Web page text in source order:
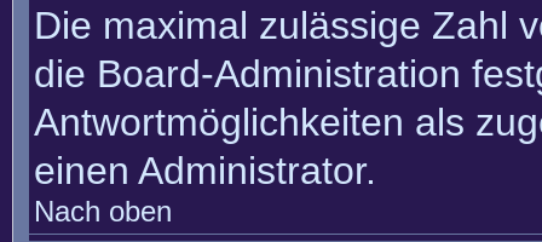
Die maximal zulässige Zahl
die Board-Administration
Antwortmöglichkeiten als
einen Administrator.
Nach oben